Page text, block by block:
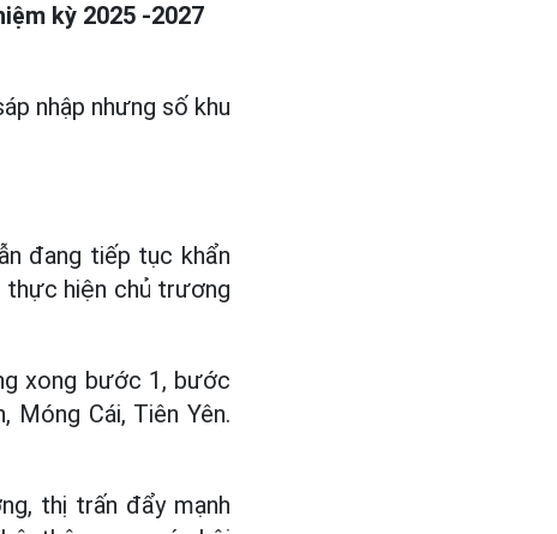
kỳ 2025 -2027
nhập nhưng số khu
đang tiếp tục khẩn
hiện chủ trương
xong bước 1, bước
Móng Cái, Tiên Yên.
thị trấn đẩy mạnh